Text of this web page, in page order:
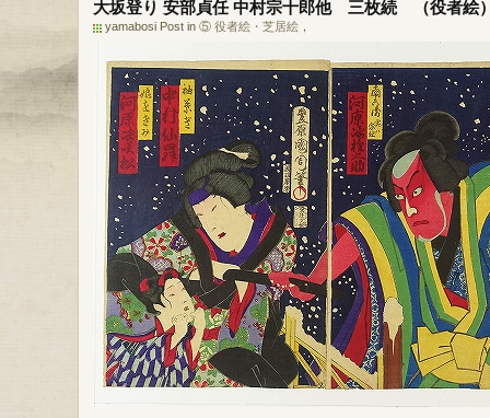
大坂登り 安部貞任 中村宗十郎他 三枚続 （役者絵
yamabosi Post in ⑤ 役者絵・芝居絵 ，